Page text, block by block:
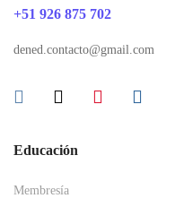
+51 926 875 702
dened.contacto@gmail.com
Educación
Membresía